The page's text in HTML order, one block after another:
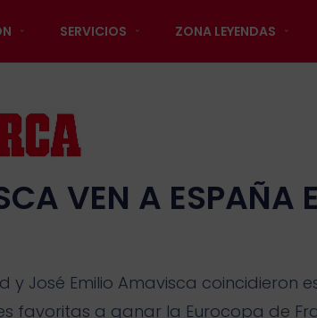
SERVICIOS ZONA LEYENDAS
VEN A ESPAÑA
y José Emilio Amavisca coincidieron
favoritas a ganar la Eurocopa de